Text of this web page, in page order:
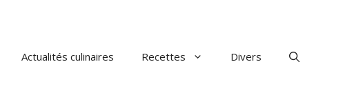
Actualités culinaires Recettes Divers